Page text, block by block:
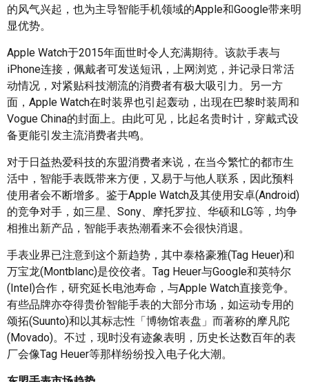
的风气兴起，也为主导智能手机领域的Apple和Google带来明
显优势。
Apple Watch于2015年面世时令人充满期待。该款手表与
iPhone连接，佩戴者可发送短讯，上网浏览，并记录日常活
动情况，对紧贴科技潮流的消费者有极大吸引力。另一方
面，Apple Watch在时装界也引起轰动，出现在巴黎时装周和
Vogue China的封面上。由此可见，比起名贵时计，穿戴式设
备更能引发主流消费者共鸣。
对于日益热爱科技的东盟消费者来说，在当今繁忙的都市生
活中，智能手表既带来方便，又易于与他人联系，因此预料
使用者会不断增多。鉴于Apple Watch及其使用安卓(Android)
的竞争对手，如三星、Sony、摩托罗拉、华硕和LG等，均争
相推出新产品，智能手表热潮看来不会很快消退。
手表业界已注意到这个新趋势，其中泰格豪雅(Tag Heuer)和
万宝龙(Montblanc)是佼佼者。Tag Heuer与Google和英特尔
(Intel)合作，研究延长电池寿命，与Apple Watch直接竞争。
有些品牌亦夺得贵价智能手表的大部分市场，如运动专用的
颂拓(Suunto)和以其标志性「博物馆表盘」而著称的摩凡陀
(Movado)。不过，现时没有迹象表明，历史长达数百年的表
厂会像Tag Heuer等那样纷纷投入电子化大潮。